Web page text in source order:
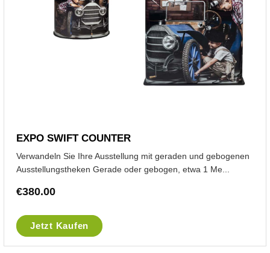
EXPO SWIFT COUNTER
Verwandeln Sie Ihre Ausstellung mit geraden und gebogenen
Ausstellungstheken Gerade oder gebogen, etwa 1 Me...
€380.00
Jetzt Kaufen